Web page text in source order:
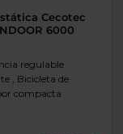
Cecotec
6000
regulable
, Bicicleta de
compacta